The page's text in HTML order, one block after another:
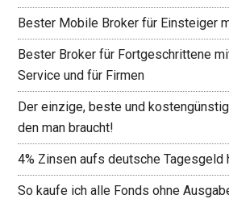
Bester Mobile Broker für Einsteiger
Bester Broker für Fortgeschrittene
Service und für Firmen
Der einzige, beste und
den man braucht!
4% Zinsen aufs deutsche Tagesgeld
So kaufe ich alle Fonds ohne